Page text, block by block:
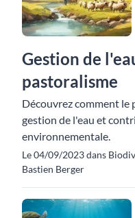
Gestion de
pastoralisme
Découvrez comment le
gestion de l'eau et
environnementale.
Le 04/09/2023 dans
Bastien Berger